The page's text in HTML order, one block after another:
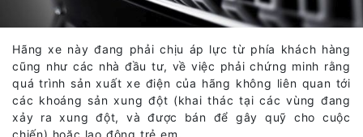
Hãng xe này đang phải chịu áp lực từ phía khách hàng
cũng như các nhà đầu tư, về việc phải chứng minh rằng
quá trình sản xuất xe điện của hãng không liên quan tới
các khoáng sản xung đột (khai thác tại các vùng đang
xảy ra xung đột, và được bán để gây quỹ cho cuộc
chiến) hoặc lao động trẻ em.